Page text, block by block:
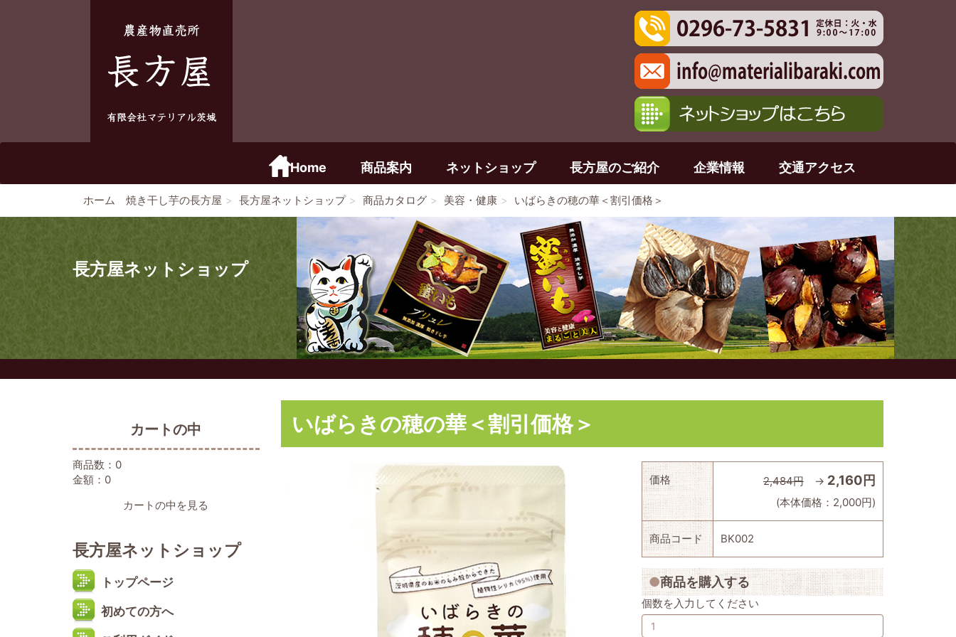
Home 商品案内 ネットショップ 長方屋のご紹介 企業情報 交通アクセス
ホーム 焼き干し芋の長方屋 長方屋ネットショップ 商品カタログ 美容・健康 いばらきの穂の華＜割引価格＞
いばらきの穂の華＜割引価格＞
価格 2,484円 → 2,160円
(本体価格：2,000円)
商品コード BK002
商品を購入する
個数を入力してください
カートの中
商品数：0
金額：0
カートの中を見る
長方屋ネットショップ
トップページ
初めての方へ